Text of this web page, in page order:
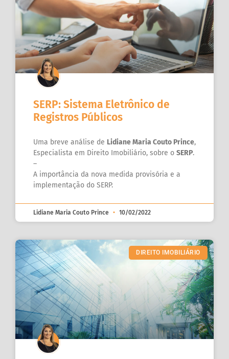
SERP: Sistema Eletrônico de
Registros Públicos
Uma breve análise de Lidiane Maria Couto Prince,
Especialista em Direito Imobiliário, sobre o SERP.
–
A importância da nova medida provisória e a
implementação do SERP.
Lidiane Maria Couto Prince 10/02/2022
DIREITO IMOBILIÁRIO